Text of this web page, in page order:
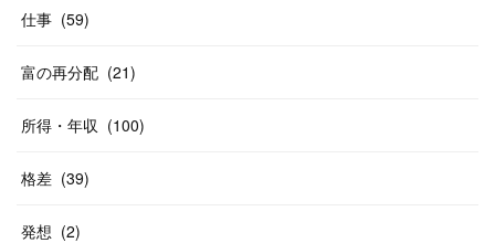
仕事 (59)
富の再分配 (21)
所得・年収 (100)
格差 (39)
発想 (2)